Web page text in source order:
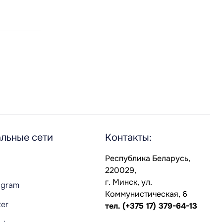
сети Контакты:
Республика Беларусь,
220029,
г. Минск, ул.
Коммунистическая, 6
тел. (+375 17) 379-64-13